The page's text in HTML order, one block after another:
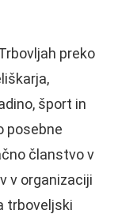
preko
šport in
posebne
članstvo v
v organizaciji
trboveljski